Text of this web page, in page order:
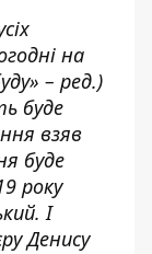
на
– ред.)
буде
взяв
буде
року
І
Денису